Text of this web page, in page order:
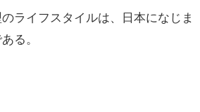
ライフスタイルは、日本になじま
る。